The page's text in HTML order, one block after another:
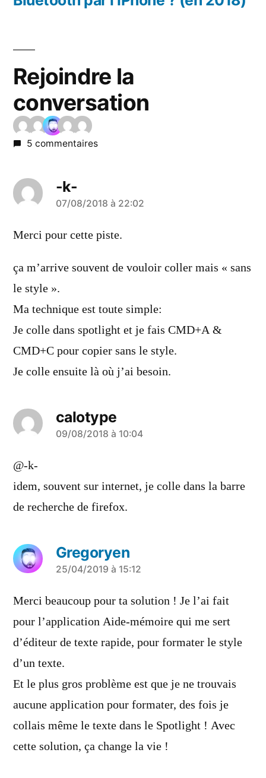
Rejoindre la
conversation
5 commentaires
-k-
a
dit :
07/08/2018 à 22:02
Merci pour cette piste.
ça m’arrive souvent de vouloir coller mais « sans
le style ».
Ma technique est toute simple:
Je colle dans spotlight et je fais CMD+A &
CMD+C pour copier sans le style.
Je colle ensuite là où j’ai besoin.
calotype
a
09/08/2018 à 10:04
@-k-
idem, souvent sur internet, je colle dans la barre
de recherche de firefox.
Gregoryen
a
dit :
25/04/2019 à 15:12
Merci beaucoup pour ta solution ! Je l’ai fait
pour l’application Aide-mémoire qui me sert
d’éditeur de texte rapide, pour formater le style
d’un texte.
Et le plus gros problème est que je ne trouvais
aucune application pour formater, des fois je
collais même le texte dans le Spotlight ! Avec
cette solution, ça change la vie !